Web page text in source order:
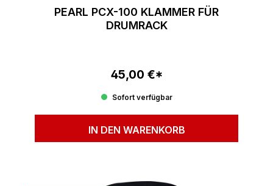
PEARL PCX-100 KLAMMER FÜR
DRUMRACK
Regulärer Preis:
45,00 €*
Sofort verfügbar
IN DEN WARENKORB